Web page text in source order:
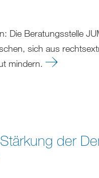
Die Beratungsstelle
sich aus
mindern.
der